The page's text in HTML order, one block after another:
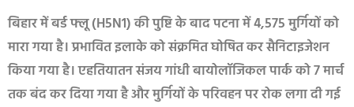
बिहार में बर्ड फ्लू (H5N1) की पुष्टि के बाद पटना में 4,575 मुर्गियों को
मारा गया है। प्रभावित इलाके को संक्रमित घोषित कर सैनिटाइजेशन
किया गया है। एहतियातन संजय गांधी बायोलॉजिकल पार्क को 7 मार्च
तक बंद कर दिया गया है और मुर्गियों के परिवहन पर रोक लगा दी गई